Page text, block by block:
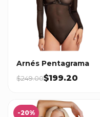
Arnés Pentagrama
$249.00$199.20
-20%